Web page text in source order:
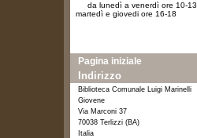
da lunedì a venerdì ore 10-13
martedì e giovedi ore 16-18
Pagina iniziale
Indirizzo
Biblioteca Comunale Luigi Marinelli
Giovene
Via Marconi 37
70038 Terlizzi (BA)
Italia